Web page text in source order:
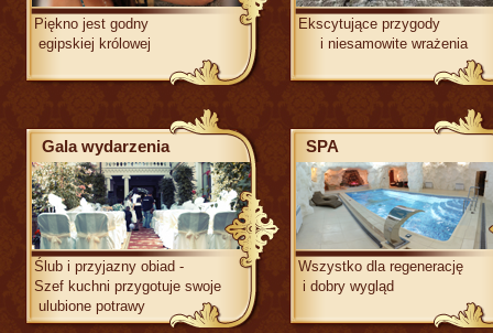
Piękno jest godny
egipskiej królowej
Gala wydarzenia
Ślub i przyjazny obiad -
Szef kuchni przygotuje swoje
ulubione potrawy
Ekscytujące
i niesamowite wrażenia
SPA
Wszystko dla
i dobry wygląd